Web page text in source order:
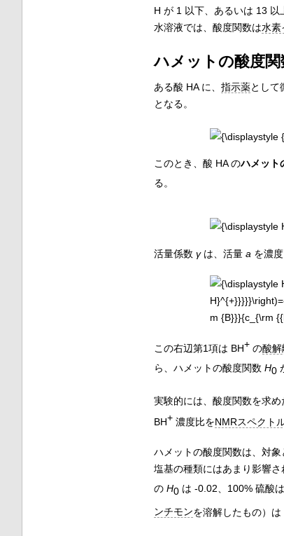
H が 1 以下、あるいは 13
水溶液では、酸度関数は水素
ハメットの酸度関
ある酸 HA に、 指示薬として
となる。
このとき、酸 HA のハメット
る。
活量係数 γは、活量 a を濃度
この右辺第1項は BH+の酸解
ら、ハメットの酸度関数 H0
実験的には、酸度関数を求め
BH+濃度比をNMRスペクト
ハメットの酸度関数は、対
塩基の種類にはあまり影響さ
の H0は -0.02、100% 硫酸は
ンチモンを溶解したもの）